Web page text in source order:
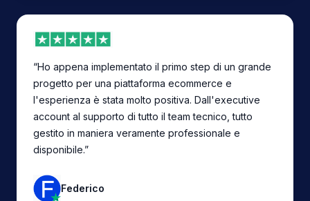
“Ho appena implementato il primo step di un grande
progetto per una piattaforma ecommerce e
l'esperienza è stata molto positiva. Dall'executive
account al supporto di tutto il team tecnico, tutto
gestito in maniera veramente professionale e
disponibile.”
Federico